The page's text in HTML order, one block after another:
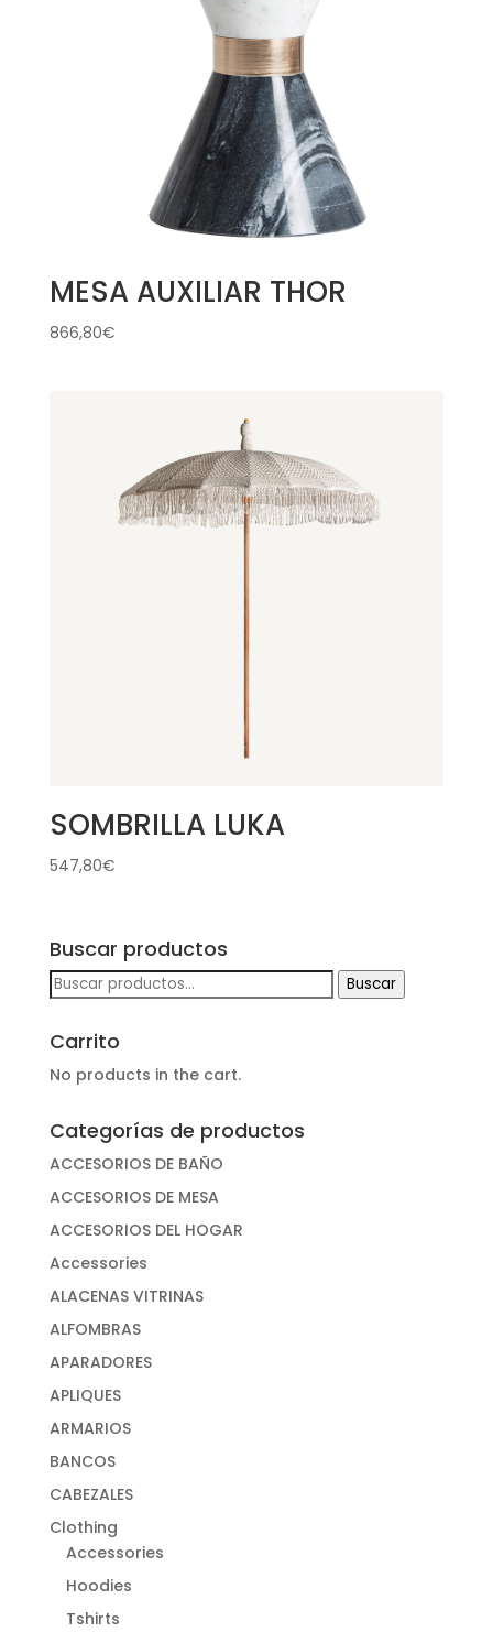
MESA AUXILIAR THOR
866,80€
SOMBRILLA LUKA
547,80€
Buscar productos
Buscar
por:
Buscar
Carrito
No products in the cart.
Categorías de productos
ACCESORIOS DE BAÑO
ACCESORIOS DE MESA
ACCESORIOS DEL HOGAR
Accessories
ALACENAS VITRINAS
ALFOMBRAS
APARADORES
APLIQUES
ARMARIOS
BANCOS
CABEZALES
Clothing
Accessories
Hoodies
Tshirts